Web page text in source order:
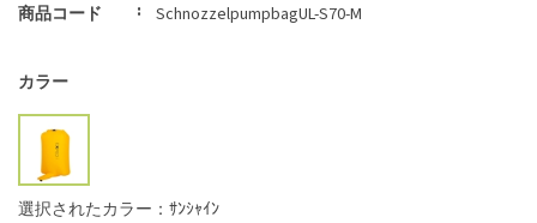
商品コード SchnozzelpumpbagUL-S70-M
カラー
選択されたカラー：ｻﾝｼｬｲﾝ